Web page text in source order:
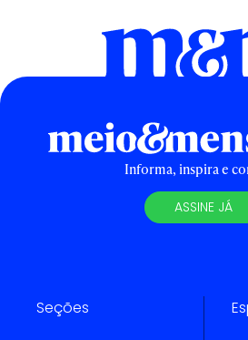
Informa, inspira e
ASSINE JÁ
Seções